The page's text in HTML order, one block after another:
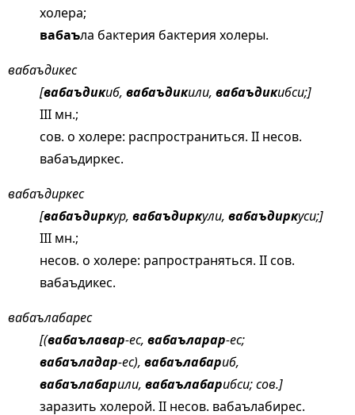
холера;
вабаъла бактерия бактерия холеры.
вабаъдикес
[вабаъдикиб, вабаъдикили, вабаъдикибси;]
III мн.;
сов. о холере: распространиться. II несов.
вабаъдиркес.
вабаъдиркес
[вабаъдиркур, вабаъдиркули, вабаъдиркуси;]
III мн.;
несов. о холере: рапространяться. II сов.
вабаъдикес.
вабаълабарес
[(вабаълавар-ес, вабаъларар-ес;
вабаъладар-ес), вабаълабариб,
вабаълабарили, вабаълабарибси; сов.]
заразить холерой. II несов. вабаълабирес.